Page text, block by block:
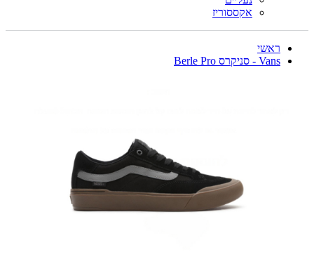
אקססוריז
ראשי
Vans - סניקרס Berle Pro